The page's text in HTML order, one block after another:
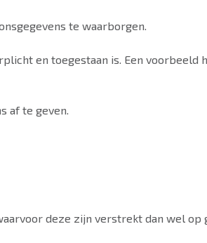
te waarborgen.
en toegestaan is. Een voorbeeld
af te geven.
deze zijn verstrekt dan wel op